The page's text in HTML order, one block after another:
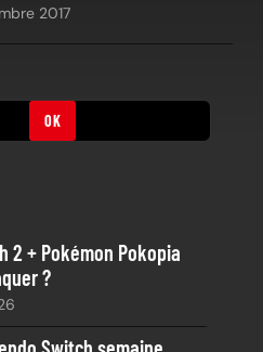
2017
OK
2 + Pokémon Pokopia
?